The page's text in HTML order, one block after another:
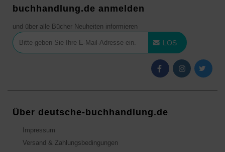
buchhandlung.de anmelden
und über alle Bücher Neuheiten informieren
LOS
Über deutsche-buchhandlung.de
Impressum
Versand & Zahlungsbedingungen